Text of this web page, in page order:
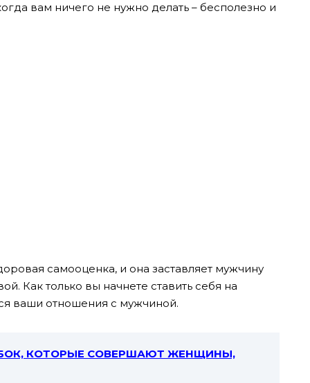
вам ничего не нужно делать – бесполезно и
самооценка, и она заставляет мужчину
Как только вы начнете ставить себя на
ваши отношения с мужчиной.
КОТОРЫЕ СОВЕРШАЮТ ЖЕНЩИНЫ,